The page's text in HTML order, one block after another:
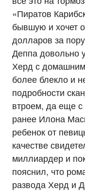
«Пиратов
бывшую и хочет
долларов за
Деппа довольно
Херд с
более блекло и
подробности
втроем, да еще с
ранее Илона
ребенок от
качестве
миллиардер и
пояснил, что
развода Херд и